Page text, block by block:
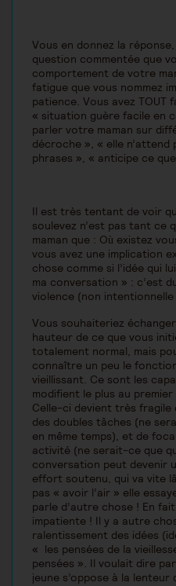
Vous en donnez la
question commentée que
comportement de votre
fatigue que vous nommez
patience. Vous avez TOUT
« situation guère facile en
parler votre maman sur
décroche », « elle n’attend
phrases », « anticipe ce
Il est très tentant de voir
soulevez n’est pas tant ce
maman que : Où existez
vous avez une implication
chose comme si l’idée qui
ma conversation » : c’est
violence (non intentionnelle
Vous souhaiteriez
hauteur de ce que vous
totalement normal, mais
connaître un peu le
vieillissant. Ce sont les
modifient le plus au
Celle-ci devient très fragile
des doubles tâches (ne
en même temps), et de
activité (ne serait-ce que
conversation peut devenir
effort soutenu, qui va vite
pas « avoir l’air » elle
parle d’autre chose ! En
impatiente ! Il y a autre
ralentissement des idées
« les pensées de la
pensées ». Il voulait dire
jeune s’oppose à la lenteur